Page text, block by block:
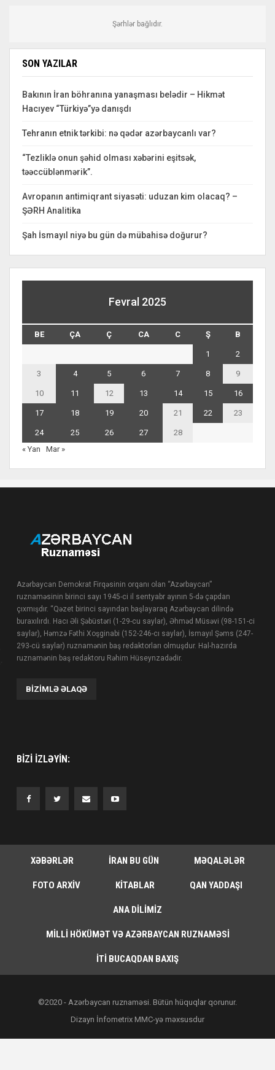
Şərhlər bağlıdır.
SON YAZILAR
Bakının İran böhranına yanaşması belədir – Hikmət
Hacıyev “Türkiyə”yə danışdı
Tehranın etnik tərkibi: nə qədər azərbaycanlı var?
“Tezliklə onun şəhid olması xəbərini eşitsək,
təəccüblənmərik”.
Avropanın antimiqrant siyasəti: uduzan kim olacaq? –
ŞƏRH Analitika
Şah İsmayıl niyə bu gün də mübahisə doğurur?
Fevral 2025
BE ÇA Ç CA C Ş B
1 2
3 4 5 6 7 8 9
10 11 12 13 14 15 16
17 18 19 20 21 22 23
24 25 26 27
28
« Yan
Mar »
Azərbaycan Demokrat Firqəsinin orqanı olan “Azərbaycan”
ruznaməsinin birinci sayı 1945-ci il sentyabr ayının 5-də çapdan
çıxmışdır. “Qəzet birinci sayından başlayaraq Azərbaycan dilində
buraxılırdı. Hacı Əli Şəbüstəri (1-29-cu saylar), Əhməd Müsəvi (98-151-ci
saylar), Həmzə Fəthi Xoşginabi (152-246-cı saylar), İsmayıl Şəms (247-
293-cü saylar) ruznamənin baş redaktorları olmuşdur. Hal-hazırda
ruznamənin baş redaktoru Rəhim Hüseynzadədir.
BIZIMLƏ ƏLAQƏ
BIZI IZLƏYIN:
XƏBƏRLƏR İRAN BU GÜN MƏQALƏLƏR
FOTO ARXIV KITABLAR QAN YADDAŞI
ANA DILIMIZ
MILLI HÖKÜMƏT VƏ AZƏRBAYCAN RUZNAMƏSI
İTI BUCAQDAN BAXIŞ
©2020 - Azərbaycan ruznaməsi. Bütün hüquqlar qorunur.
Dizayn İnfometrix MMC-yə məxsusdur